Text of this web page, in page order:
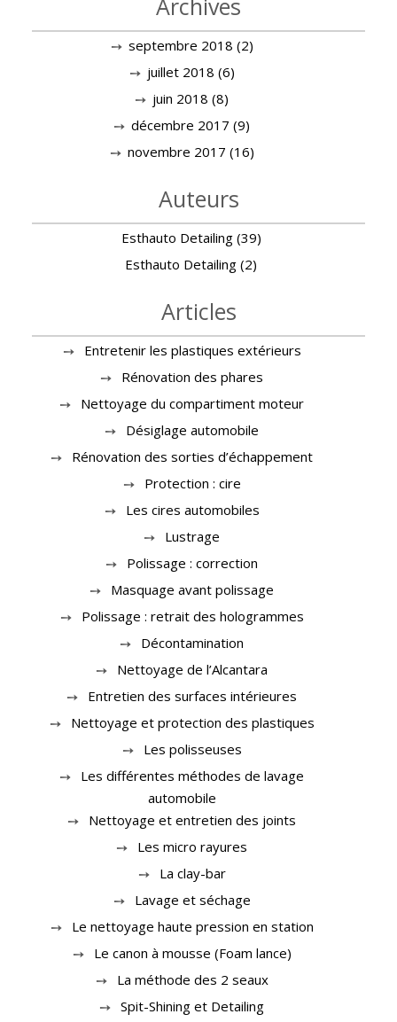
Archives
septembre 2018 (2)
juillet 2018 (6)
juin 2018 (8)
décembre 2017 (9)
novembre 2017 (16)
Auteurs
Esthauto Detailing(39)
Esthauto Detailing (2)
Articles
Entretenir les plastiques extérieurs
Rénovation des phares
Nettoyage du compartiment moteur
Désiglage automobile
Rénovation des sorties d’échappement
Protection : cire
Les cires automobiles
Lustrage
Polissage : correction
Masquage avant polissage
Polissage : retrait des hologrammes
Décontamination
Nettoyage de l’Alcantara
Entretien des surfaces intérieures
Nettoyage et protection des plastiques
Les polisseuses
Les différentes méthodes de lavage
automobile
Nettoyage et entretien des joints
Les micro rayures
La clay-bar
Lavage et séchage
Le nettoyage haute pression en station
Le canon à mousse (Foam lance)
La méthode des 2 seaux
Spit-Shining et Detailing